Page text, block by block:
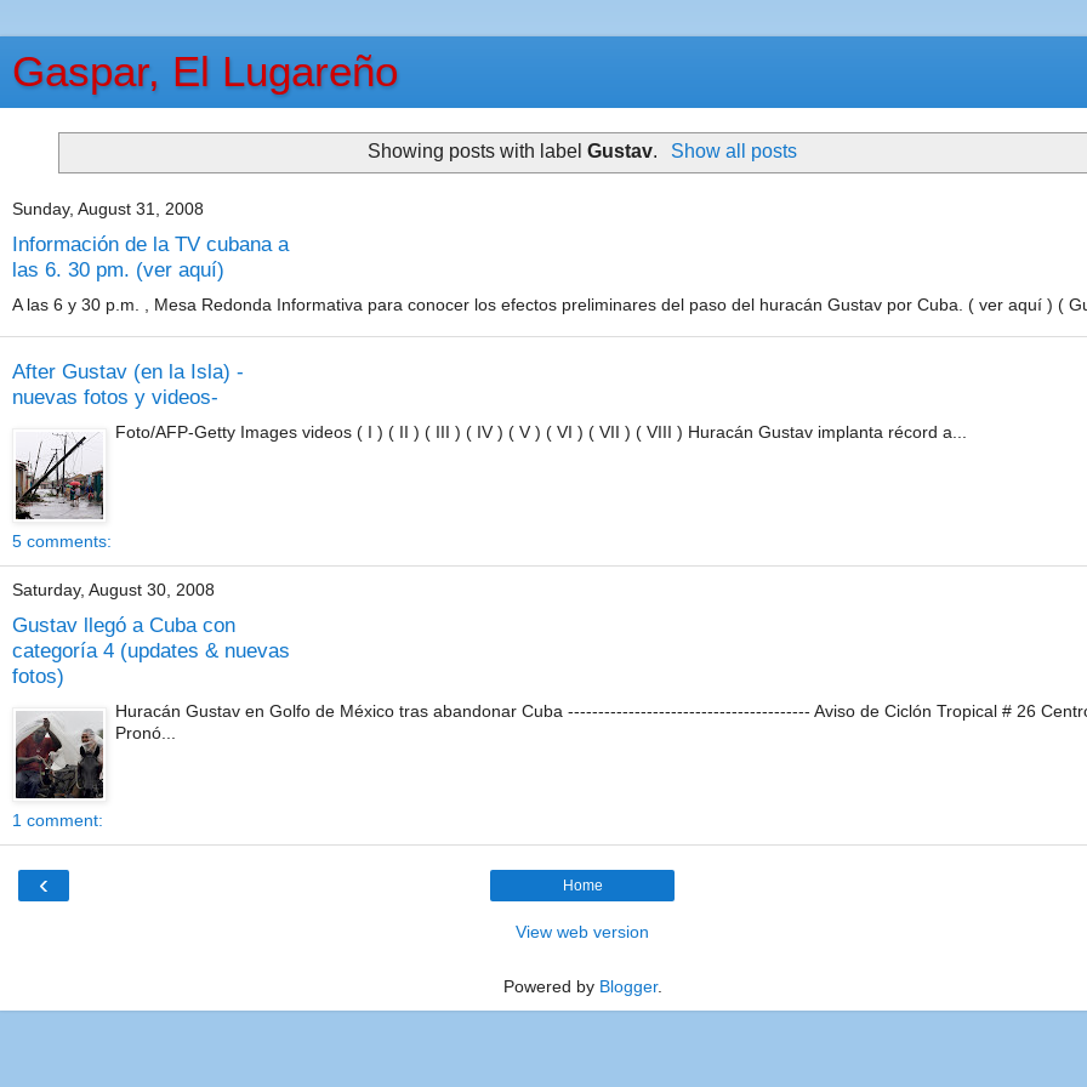
Gaspar, El Lugareño
Showing posts with labelGustav. Show all posts
Sunday, August 31, 2008
Información de la TV cubana a
las 6. 30 pm. (ver aquí)
A las 6 y 30 p.m. , Mesa Redonda Informativa para conocer los efectos preliminares del paso del huracán Gustav por Cuba. ( ver aquí ) (
After Gustav (en la Isla) -
nuevas fotos y videos-
Foto/AFP-Getty Images videos ( I ) ( II ) ( III ) ( IV ) ( V ) ( VI ) ( VII ) ( VIII ) Huracán Gustav implanta récord a...
5 comments:
Saturday, August 30, 2008
Gustav llegó a Cuba con
categoría 4 (updates & nuevas
fotos)
Huracán Gustav en Golfo de México tras abandonar Cuba ---------------------------------------- Aviso de Ciclón Tropical # 26
Pronó...
1 comment:
‹ Home
View web version
Powered by Blogger.